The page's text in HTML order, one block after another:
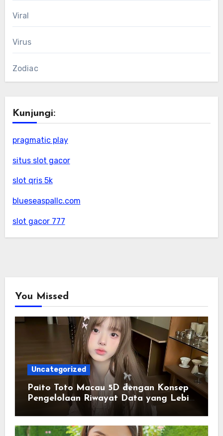
Viral
Virus
Zodiac
Kunjungi:
pragmatic play
situs slot gacor
slot qris 5k
blueseaspallc.com
slot gacor 777
You Missed
Uncategorized
Paito Toto Macau 5D dengan Konsep
Pengelolaan Riwayat Data yang Lebih
Lengkap dan Sistematis